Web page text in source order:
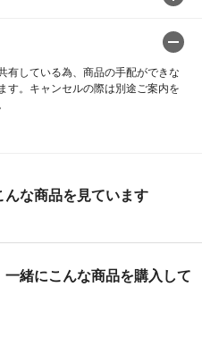
している為、商品の手配ができな
す。キャンセルの際は別途ご案内を
んな商品を見ています
緒にこんな商品を購入して